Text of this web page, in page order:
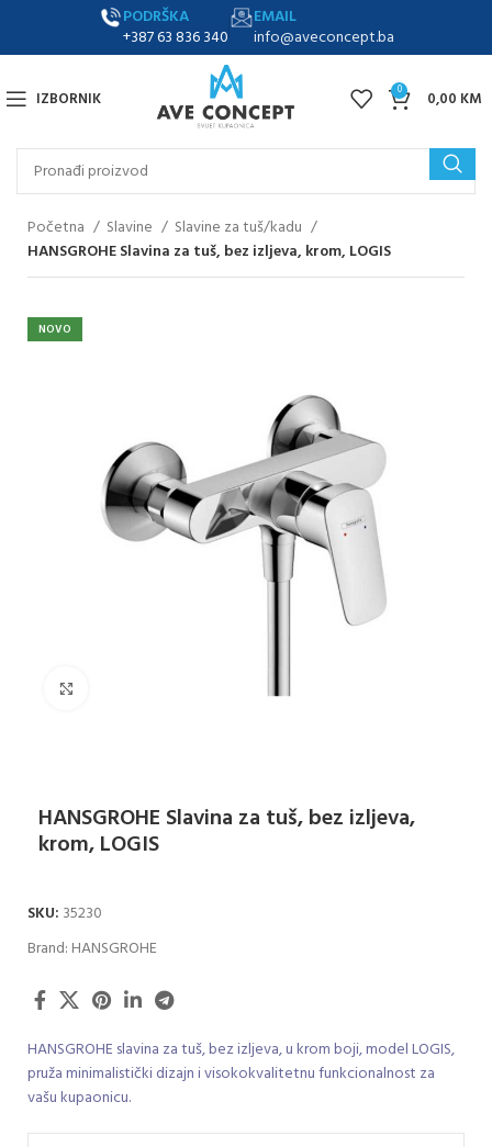
PODRŠKA
+387 63 836 340
EMAIL
info@aveconcept.ba
IZBORNIK 0 0,00 KM
Početna Slavine
Slavine za tuš/kadu
HANSGROHE Slavina za tuš, bez izljeva, krom, LOGIS
NOVO
HANSGROHE Slavina za tuš, bez izljeva,
krom, LOGIS
SKU: 35230
Brand: HANSGROHE
HANSGROHE slavina za tuš, bez izljeva, u krom boji, model LOGIS,
pruža minimalistički dizajn i visokokvalitetnu funkcionalnost za
vašu kupaonicu.